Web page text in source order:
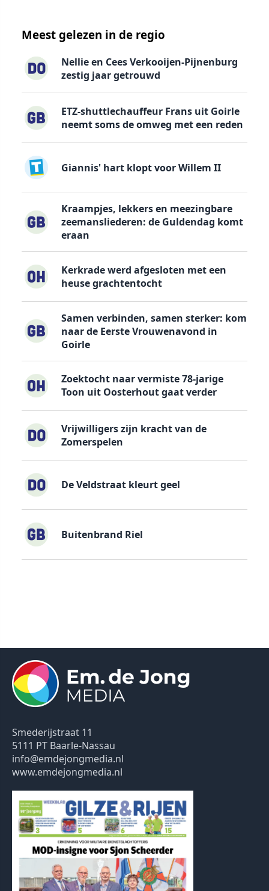
Meest gelezen in de regio
Nellie en Cees Verkooijen-Pijnenburg
zestig jaar getrouwd
ETZ-shuttlechauffeur Frans uit Goirle
neemt soms de omweg met een reden
Giannis' hart klopt voor Willem II
Kraampjes, lekkers en meezingbare
zeemansliederen: de Guldendag komt
eraan
Kerkrade werd afgesloten met een
heuse grachtentocht
Samen verbinden, samen sterker: kom
naar de Eerste Vrouwenavond in
Goirle
Zoektocht naar vermiste 78-jarige
Toon uit Oosterhout gaat verder
Vrijwilligers zijn kracht van de
Zomerspelen
De Veldstraat kleurt geel
Buitenbrand Riel
Smederijstraat 11
5111 PT Baarle-Nassau
info@emdejongmedia.nl
www.emdejongmedia.nl